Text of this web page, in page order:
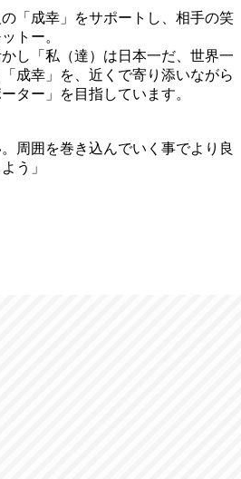
「成幸」をサポートし、相手の笑
トー。
し「私（達）は日本一だ、世界一
成幸」を、近くで寄り添いながら
ター」を目指しています。
周囲を巻き込んでいく事でより良
う」